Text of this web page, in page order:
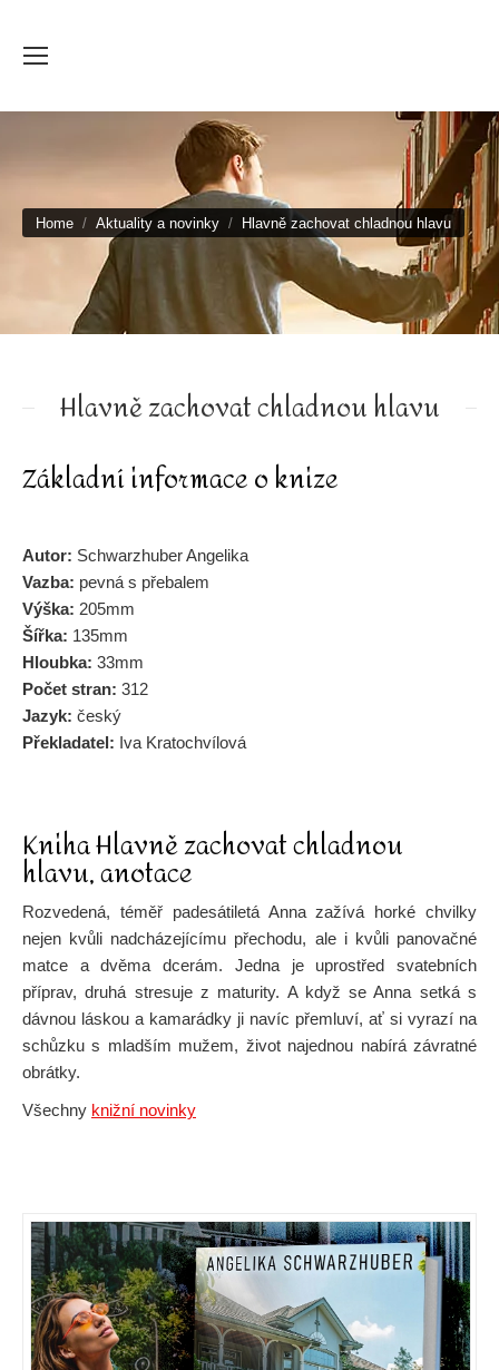
You are here:
Home Aktuality a novinky Hlavně zachovat chladnou hlavu
Hlavně zachovat chladnou hlavu
Základní informace o knize
Autor: Schwarzhuber Angelika
Vazba: pevná s přebalem
Výška: 205mm
Šířka: 135mm
Hloubka: 33mm
Počet stran: 312
Jazyk: český
Překladatel: Iva Kratochvílová
Kniha Hlavně zachovat chladnou
hlavu, anotace
Rozvedená, téměř padesátiletá Anna zažívá horké chvilky
nejen kvůli nadcházejícímu přechodu, ale i kvůli panovačné
matce a dvěma dcerám. Jedna je uprostřed svatebních
příprav, druhá stresuje z maturity. A když se Anna setká s
dávnou láskou a kamarádky ji navíc přemluví, ať si vyrazí na
schůzku s mladším mužem, život najednou nabírá závratné
obrátky.
Všechny knižní novinky